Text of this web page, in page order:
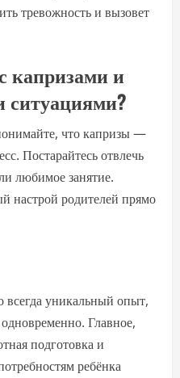
тревожность и вызовет
капризами и
ситуациями?
что капризы —
Постарайтесь отвлечь
любимое занятие.
настрой родителей прямо
уникальный опыт,
Главное,
подготовка и
ребёнка